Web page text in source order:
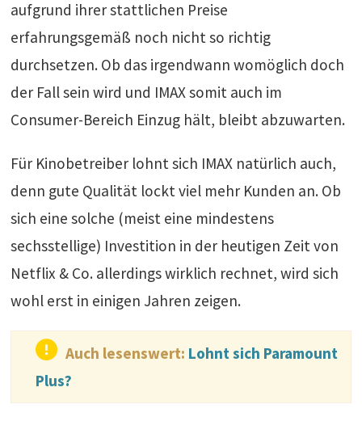
aufgrund ihrer stattlichen Preise
erfahrungsgemäß noch nicht so richtig
durchsetzen. Ob das irgendwann womöglich doch
der Fall sein wird und IMAX somit auch im
Consumer-Bereich Einzug hält, bleibt abzuwarten.
Für Kinobetreiber lohnt sich IMAX natürlich auch,
denn gute Qualität lockt viel mehr Kunden an. Ob
sich eine solche (meist eine mindestens
sechsstellige) Investition in der heutigen Zeit von
Netflix & Co. allerdings wirklich rechnet, wird sich
wohl erst in einigen Jahren zeigen.
Auch lesenswert: Lohnt sich Paramount
Plus?